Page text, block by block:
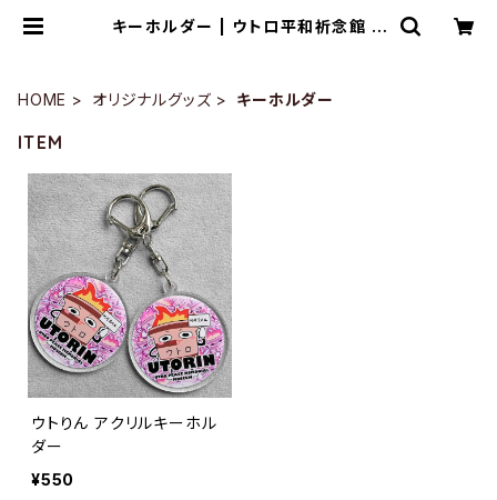
キーホルダー | ウトロ平和祈念館 O
HOME オリジナルグッズ キーホルダー
ITEM
ウトりん アクリルキーホル
ダー
¥550